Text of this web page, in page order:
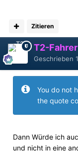
Zitieren
T2-Fahrer
Geschrieben
You do not
the quote
Dann Würde ich
und nicht in eine